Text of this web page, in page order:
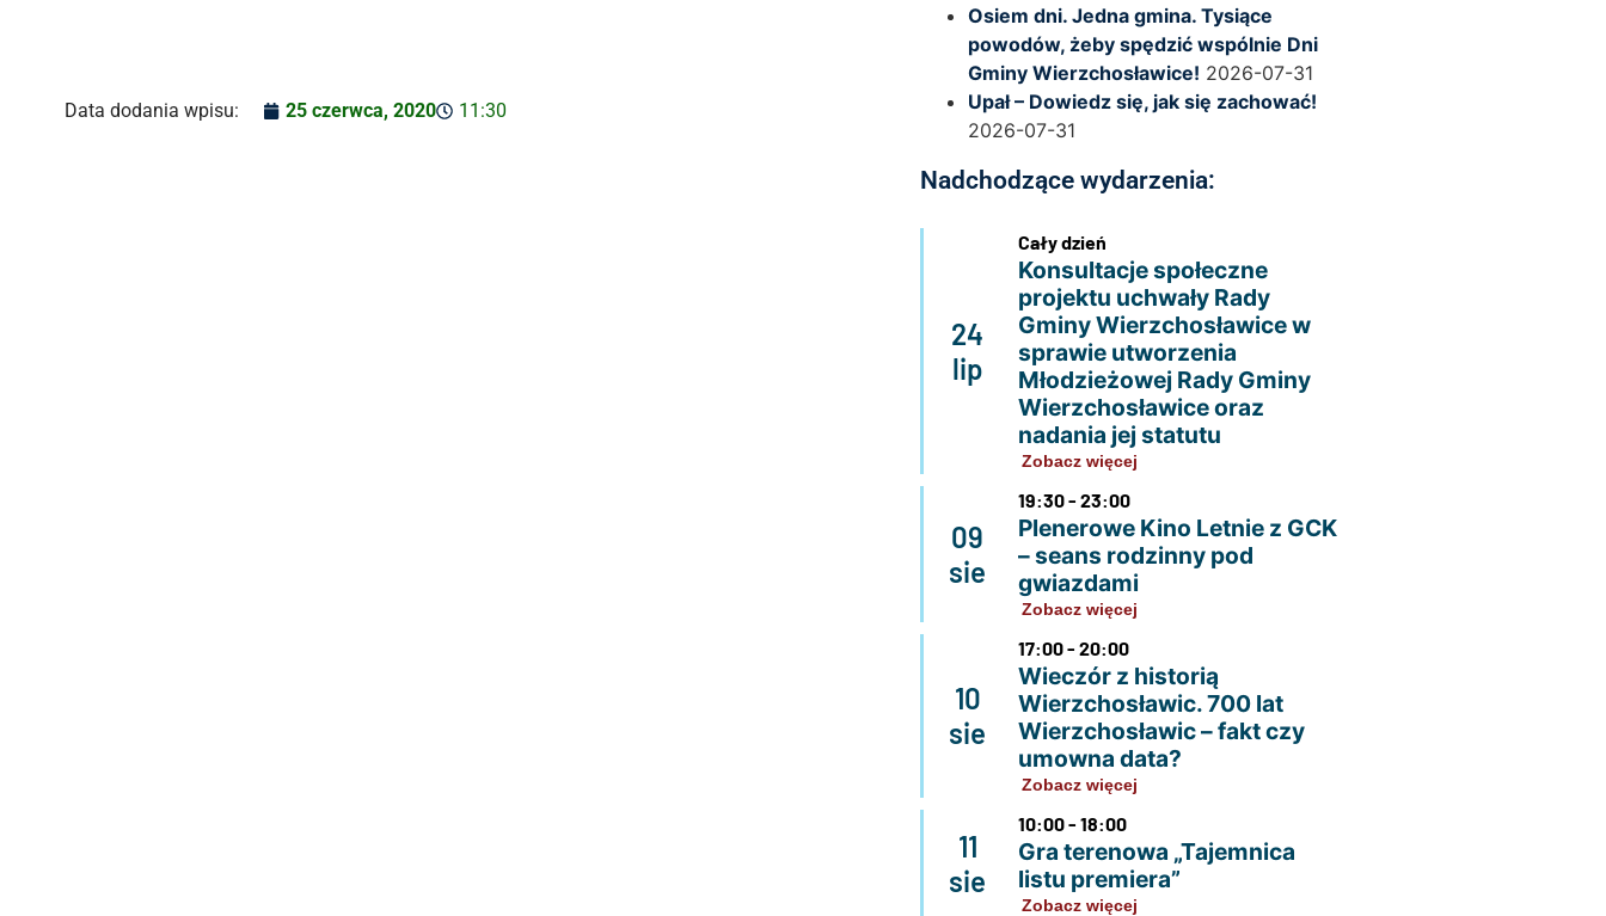
Data dodania wpisu: 25 czerwca, 2020 11:30
Osiem dni. Jedna gmina. Tysiące
powodów, żeby spędzić wspólnie Dni
Gminy Wierzchosławice! 2026-07-31
Upał – Dowiedz się, jak się zachować!
2026-07-31
Nadchodzące wydarzenia:
24
lip
Cały dzień
Konsultacje społeczne
projektu uchwały Rady
Gminy Wierzchosławice w
sprawie utworzenia
Młodzieżowej Rady Gminy
Wierzchosławice oraz
nadania jej statutu
Zobacz więcej
09
sie
19:30 - 23:00
Plenerowe Kino Letnie z GCK
– seans rodzinny pod
gwiazdami
Zobacz więcej
10
sie
17:00 - 20:00
Wieczór z historią
Wierzchosławic. 700 lat
Wierzchosławic – fakt czy
umowna data?
Zobacz więcej
11
sie
10:00 - 18:00
Gra terenowa „Tajemnica
listu premiera”
Zobacz więcej